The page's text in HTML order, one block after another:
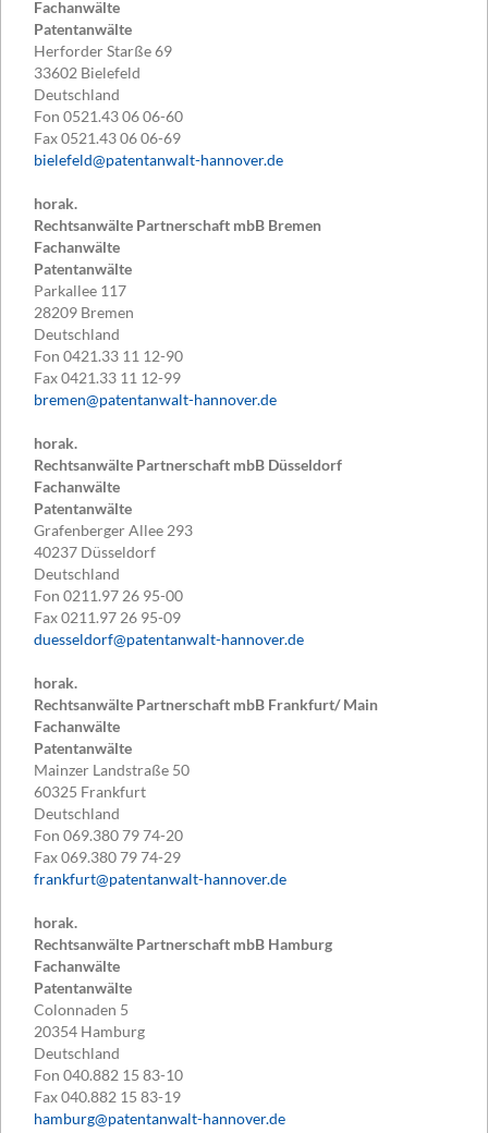
Fachanwälte
Patentanwälte
Herforder Starße 69
33602 Bielefeld
Deutschland
Fon 0521.43 06 06-60
Fax0521.43 06 06-69
bielefeld@patentanwalt-hannover.de
horak.
Rechtsanwälte Partnerschaft mbB Bremen
Fachanwälte
Patentanwälte
Parkallee 117
28209 Bremen
Deutschland
Fon 0421.33 11 12-90
Fax0421.33 11 12-99
bremen@patentanwalt-hannover.de
horak.
Rechtsanwälte Partnerschaft mbB Düsseldorf
Fachanwälte
Patentanwälte
Grafenberger Allee 293
40237 Düsseldorf
Deutschland
Fon 0211.97 26 95-00
Fax0211.97 26 95-09
duesseldorf@patentanwalt-hannover.de
horak.
Rechtsanwälte Partnerschaft mbB Frankfurt/ Main
Fachanwälte
Patentanwälte
Mainzer Landstraße 50
60325 Frankfurt
Deutschland
Fon 069.380 79 74-20
Fax069.380 79 74-29
frankfurt@patentanwalt-hannover.de
horak.
Rechtsanwälte Partnerschaft mbB Hamburg
Fachanwälte
Patentanwälte
Colonnaden 5
20354 Hamburg
Deutschland
Fon 040.882 15 83-10
Fax040.882 15 83-19
hamburg@patentanwalt-hannover.de